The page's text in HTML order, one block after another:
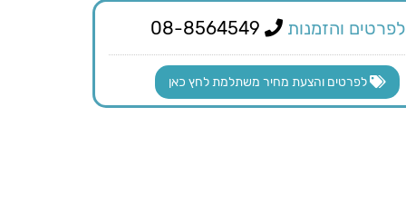
לפרטים והזמנות
לפרטים והצעת מחיר משתלמת לחץ כאן